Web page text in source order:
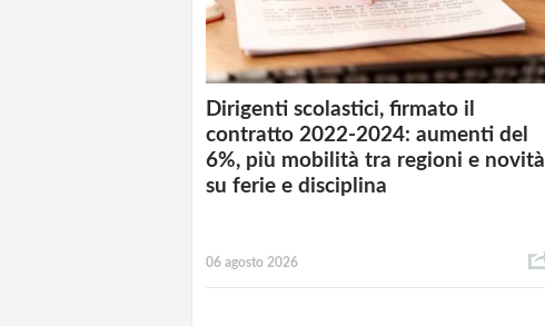
Dirigenti scolastici, firmato il
contratto 2022-2024: aumenti del
6%, più mobilità tra regioni e novità
su ferie e disciplina
06 agosto 2026